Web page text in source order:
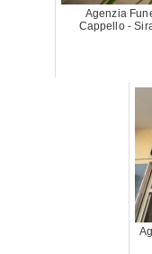
Agenzia
Cappello -